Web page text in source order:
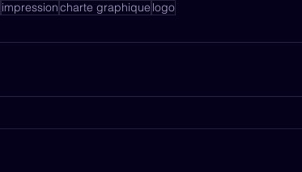
impressioncharte graphique logo